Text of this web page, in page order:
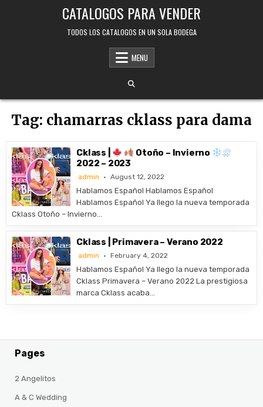
CATALOGOS PARA VENDER
TODOS LOS CATALOGOS EN UN SOLA BODEGA
MENU
Tag: chamarras cklass para dama
Cklass |
Otoño – Invierno
2022 – 2023
admin August 12, 2022
Hablamos Español Hablamos Español
Hablamos Español Ya llego la nueva temporada
Cklass Otoño – Invierno…
Cklass | Primavera – Verano 2022
admin February 4, 2022
Hablamos Español Ya llego la nueva temporada
Cklass Primavera – Verano 2022 La prestigiosa
marca Cklass acaba…
Pages
2 Angelitos
A & C Wedding